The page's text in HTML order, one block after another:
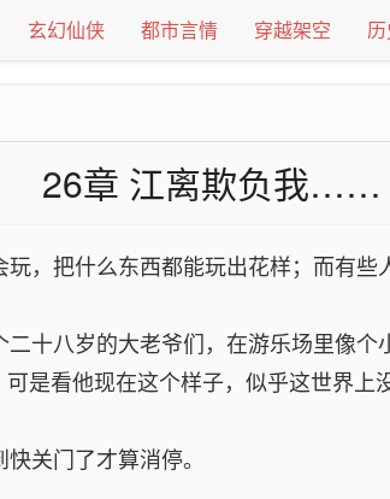
玄幻仙侠 都市言情 穿越架空
26章 江离欺负我……
，把什么东西都能玩出花样；而有些
十八岁的大老爷们，在游乐场里像个
是看他现在这个样子，似乎这世界上
关门了才算消停。